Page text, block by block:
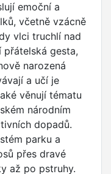
emoční a
včetně vzácně
vlci truchlí nad
přátelská gesta,
narozená
a učí je
věnují tématu
národním
dopadů.
parku a
přes dravé
až po pstruhy.